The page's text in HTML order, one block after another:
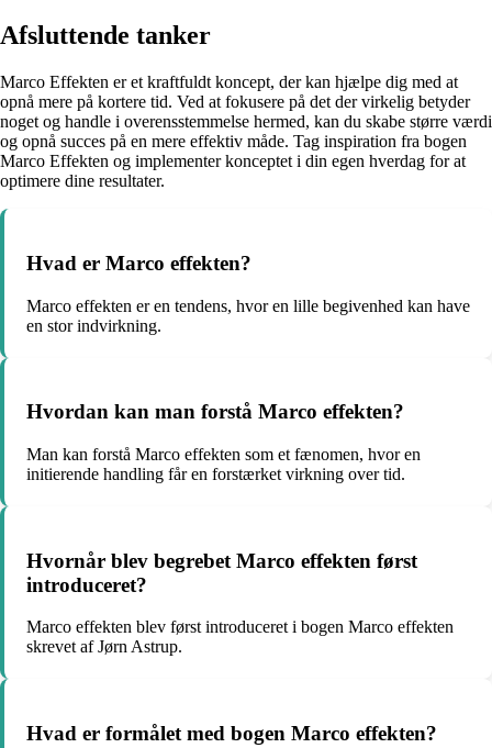
Afsluttende tanker
Marco Effekten er et kraftfuldt koncept, der kan hjælpe dig med at
opnå mere på kortere tid. Ved at fokusere på det der virkelig betyder
noget og handle i overensstemmelse hermed, kan du skabe større værdi
og opnå succes på en mere effektiv måde. Tag inspiration fra bogen
Marco Effekten og implementer konceptet i din egen hverdag for at
optimere dine resultater.
Hvad er Marco effekten?
Marco effekten er en tendens, hvor en lille begivenhed kan have
en stor indvirkning.
Hvordan kan man forstå Marco effekten?
Man kan forstå Marco effekten som et fænomen, hvor en
initierende handling får en forstærket virkning over tid.
Hvornår blev begrebet Marco effekten først
introduceret?
Marco effekten blev først introduceret i bogen Marco effekten
skrevet af Jørn Astrup.
Hvad er formålet med bogen Marco effekten?